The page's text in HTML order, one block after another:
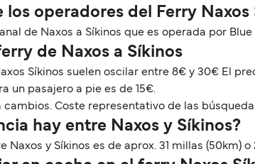
los operadores del Ferry Naxos
de Naxos a Síkinos que es operada por Blue
de Naxos a Síkinos
Síkinos suelen oscilar entre 8€ y 30€ El
un pasajero a pie es de 15€.
cambios. Coste representativo de las
hay entre Naxos y Síkinos?
Naxos y Síkinos es de aprox. 31 millas (50km)